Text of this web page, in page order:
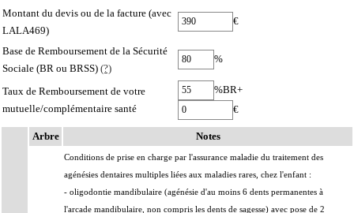
Montant du devis ou de la facture (avec
LALA469)
€
Base de Remboursement de la Sécurité
Sociale (BR ou BRSS) (?)
%
Taux de Remboursement de votre
mutuelle/complémentaire santé
%BR+
€
Arbre Notes
Conditions de prise en charge par l'assurance maladie du traitement des
agénésies dentaires multiples liées aux maladies rares, chez l'enfant :
- oligodontie mandibulaire (agénésie d'au moins 6 dents permanentes à
l'arcade mandibulaire, non compris les dents de sagesse) avec pose de 2